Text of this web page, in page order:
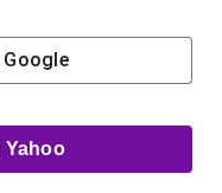
Google
Yahoo